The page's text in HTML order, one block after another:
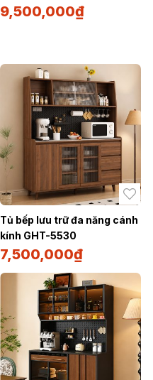
9,500,000₫
Tủ bếp lưu trữ đa năng cánh
kính GHT-5530
7,500,000₫